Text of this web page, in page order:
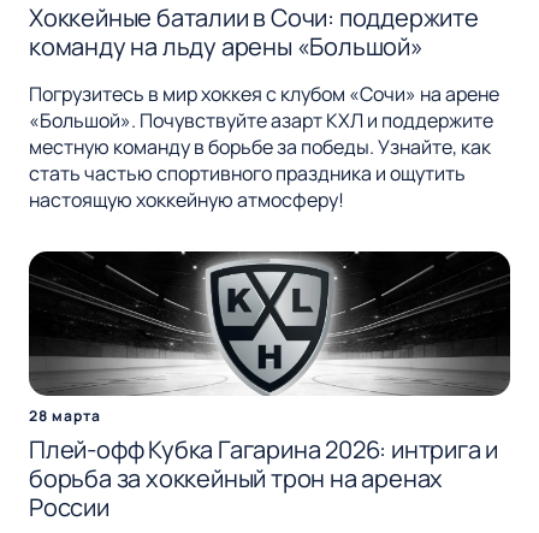
Хоккейные баталии в Сочи: поддержите
команду на льду арены «Большой»
Погрузитесь в мир хоккея с клубом «Сочи» на арене
«Большой». Почувствуйте азарт КХЛ и поддержите
местную команду в борьбе за победы. Узнайте, как
стать частью спортивного праздника и ощутить
настоящую хоккейную атмосферу!
28 марта
Плей-офф Кубка Гагарина 2026: интрига и
борьба за хоккейный трон на аренах
России